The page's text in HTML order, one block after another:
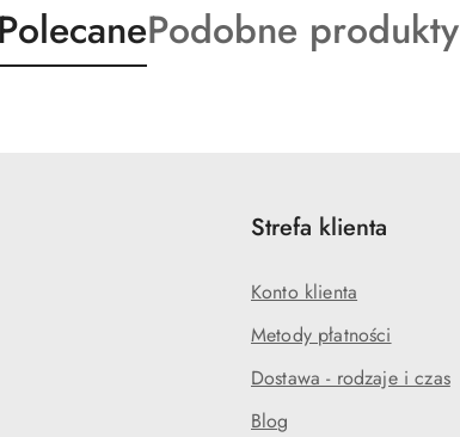
Produkty
PolecaneProdukty
o
Podobne produkty
Strefa klienta
Konto klienta
Metody płatności
Dostawa - rodzaje i czas
Blog